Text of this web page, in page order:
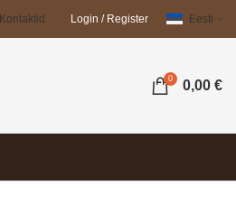
Kontaktid Login / Register Eesti
0 0,00 €